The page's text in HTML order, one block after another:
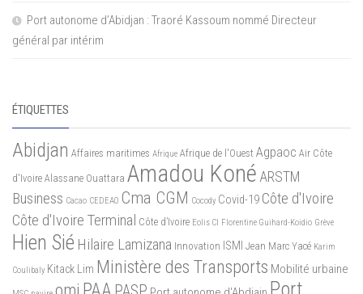
Port autonome d’Abidjan : Traoré Kassoum nommé Directeur
général par intérim
ÉTIQUETTES
Abidjan Affaires maritimes Afrique Afrique de l'Ouest Agpaoc Air Côte
d'Ivoire Alassane Ouattara Amadou Koné ARSTM
Business Cacao CEDEAO Cma CGM Cocody Covid-19 Côte d'Ivoire
Côte d'Ivoire Terminal Côte d’Ivoire Eolis CI Florentine Guihard-Koidio Grève
Hien Sié Hilaire Lamizana Innovation ISMI Jean Marc Yacé Karim
Coulibaly Kitack Lim Ministère des Transports Mobilité urbaine